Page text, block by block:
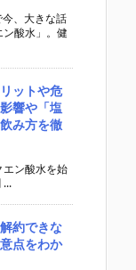
、大きな話
酸水」。健
ットや危
響や「塩
み方を徹
ン酸水を始
...
約できな
点をわか